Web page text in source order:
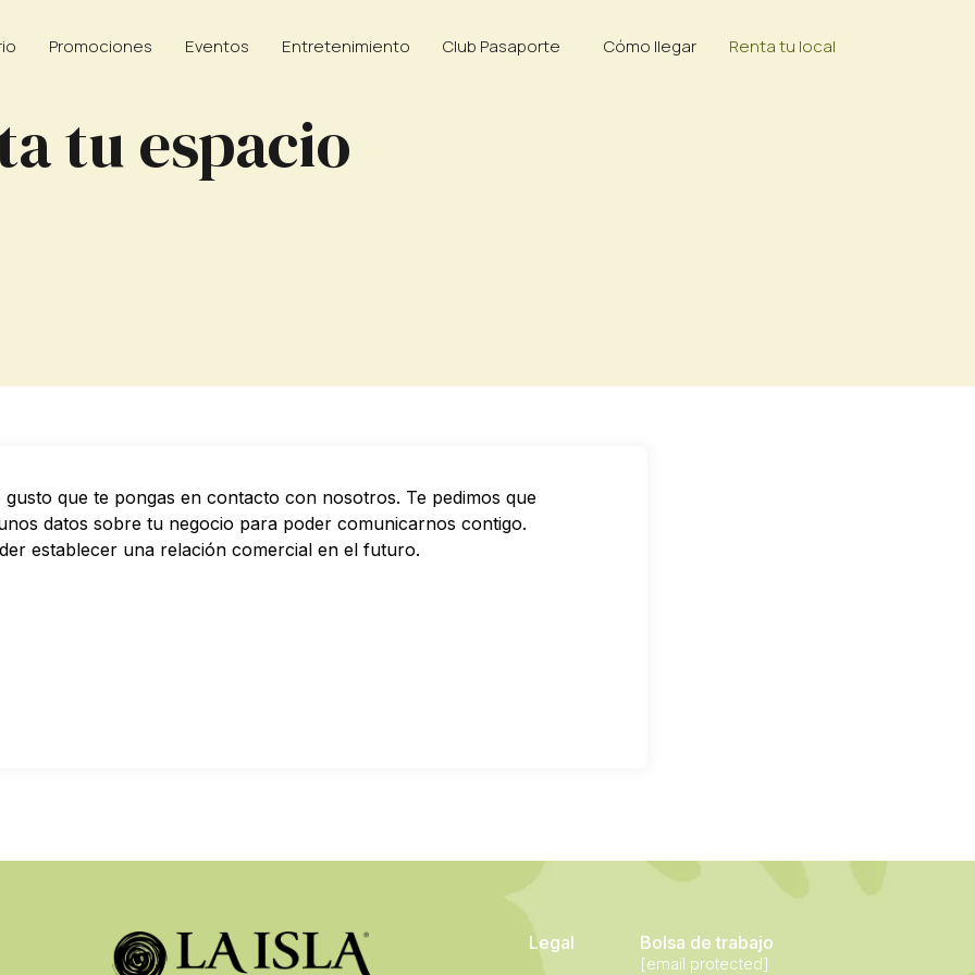
Promociones Eventos Entretenimiento Club Pasaporte Cómo llegar Renta tu local
tu espacio
que te pongas en contacto con nosotros. Te pedimos que
datos sobre tu negocio para poder comunicarnos contigo.
establecer una relación comercial en el futuro.
Legal Bolsa de trabajo
[email protected]